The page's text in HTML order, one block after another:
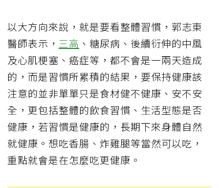
以大方向來說，就是要看整體習慣，郭志東
醫師表示， 三高 、糖尿病、後續衍伸的中風
及心肌梗塞、癌症等，都不會是一兩天造成
的，而是習慣所累積的結果，要保持健康該
注意的並非單單只是食材健不健康、安不安
全，更包括整體的飲食習慣、生活型態是否
健康，若習慣是健康的，長期下來身體自然
就健康。想吃香腸、炸雞腿等當然可以吃，
重點就會是在怎麼吃更健康。